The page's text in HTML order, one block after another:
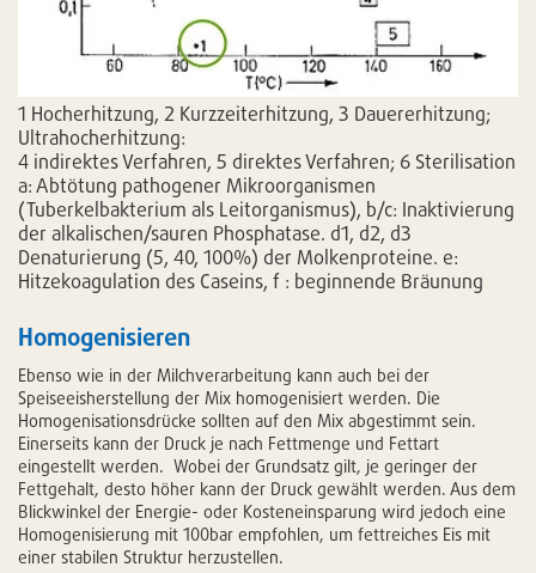
1 Hocherhitzung, 2 Kurzzeiterhitzung, 3 Dauererhitzung;
Ultrahocherhitzung:
4 indirektes Verfahren, 5 direktes Verfahren; 6 Sterilisation
a: Abtötung pathogener Mikroorganismen
(Tuberkelbakterium als Leitorganismus), b/c: Inaktivierung
der alkalischen/sauren Phosphatase. d1, d2, d3
Denaturierung (5, 40, 100%) der Molkenproteine. e:
Hitzekoagulation des Caseins, f : beginnende Bräunung
Homogenisieren
Ebenso wie in der Milchverarbeitung kann auch bei der
Speiseeisherstellung der Mix homogenisiert werden. Die
Homogenisationsdrücke sollten auf den Mix abgestimmt sein.
Einerseits kann der Druck je nach Fettmenge und Fettart
eingestellt werden. Wobei der Grundsatz gilt, je geringer der
Fettgehalt, desto höher kann der Druck gewählt werden. Aus dem
Blickwinkel der Energie- oder Kosteneinsparung wird jedoch eine
Homogenisierung mit 100bar empfohlen, um fettreiches Eis mit
einer stabilen Struktur herzustellen.